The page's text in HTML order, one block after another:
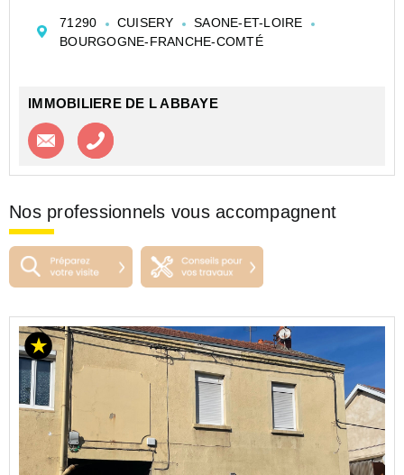
salle de bains et toilettes séparées. Double vitrage. A
l'étag...
71290 CUISERY
SAONE-ET-LOIRE
BOURGOGNE-FRANCHE-COMTÉ
IMMOBILIERE DE L ABBAYE
Contacter l'agence
Nos professionnels vous accompagnent